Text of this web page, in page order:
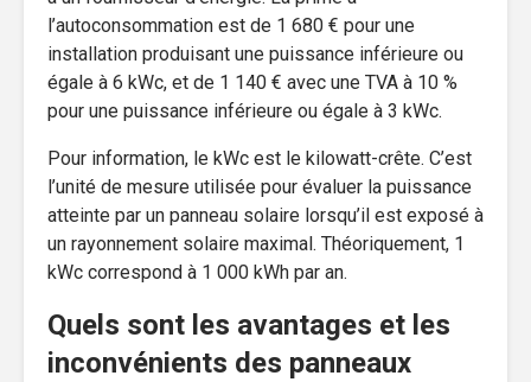
l’autoconsommation est de 1 680 € pour une
installation produisant une puissance inférieure ou
égale à 6 kWc, et de 1 140 € avec une TVA à 10 %
pour une puissance inférieure ou égale à 3 kWc.
Pour information, le kWc est le kilowatt-crête. C’est
l’unité de mesure utilisée pour évaluer la puissance
atteinte par un panneau solaire lorsqu’il est exposé à
un rayonnement solaire maximal. Théoriquement, 1
kWc correspond à 1 000 kWh par an.
Quels sont les avantages et les
inconvénients des panneaux